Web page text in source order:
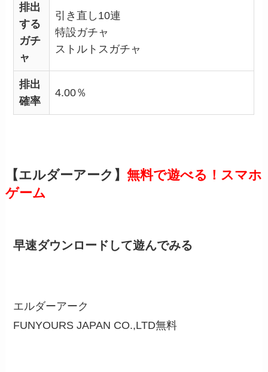
排出
する
ガチ
ャ
引き直し10連
特設ガチャ
ストルトスガチャ
排出
確率
4.00％
【エルダーアーク】 無料で遊べる！スマホ
ゲーム
早速ダウンロードして遊んでみる
エルダーアーク
FUNYOURS JAPAN CO.,LTD無料